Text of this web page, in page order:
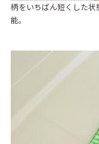
柄をいちばん短くした
能。